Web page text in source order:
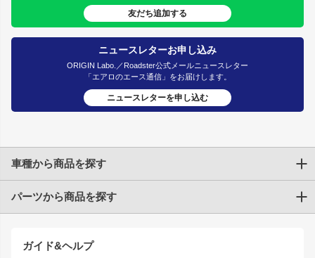
友だち追加する
ニュースレターお申し込み
ORIGIN Labo.／Roadster公式メールニュースレター
「エアロのエース通信」をお届けします。
ニュースレターを申し込む
ガイド&ヘルプ
車種から商品を探す
トヨタ
JZX90 CHASER
パーツから商品を探す
エアロシリーズ